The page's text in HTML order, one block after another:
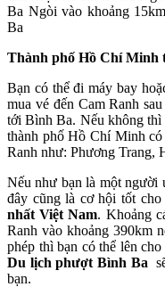
Ba Ngòi vào khoảng
Ba
Thành phố Hồ Chí Minh
Bạn có thể đi máy bay
mua vé đến Cam Ranh
tới Bình Ba. Nếu không
thành phố Hồ Chí Minh
Ranh như: Phương
Nếu như bạn là một người
đây cũng là cơ hội tốt cho
nhất Việt Nam. Khoảng
Ranh vào khoảng 390km
phép thì bạn có thể lên
Du lịch phượt Bình Ba
bạn.